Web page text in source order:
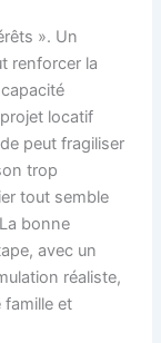
». Un
renforcer la
locatif
peut fragiliser
trop
tout semble
bonne
avec un
réaliste,
famille et